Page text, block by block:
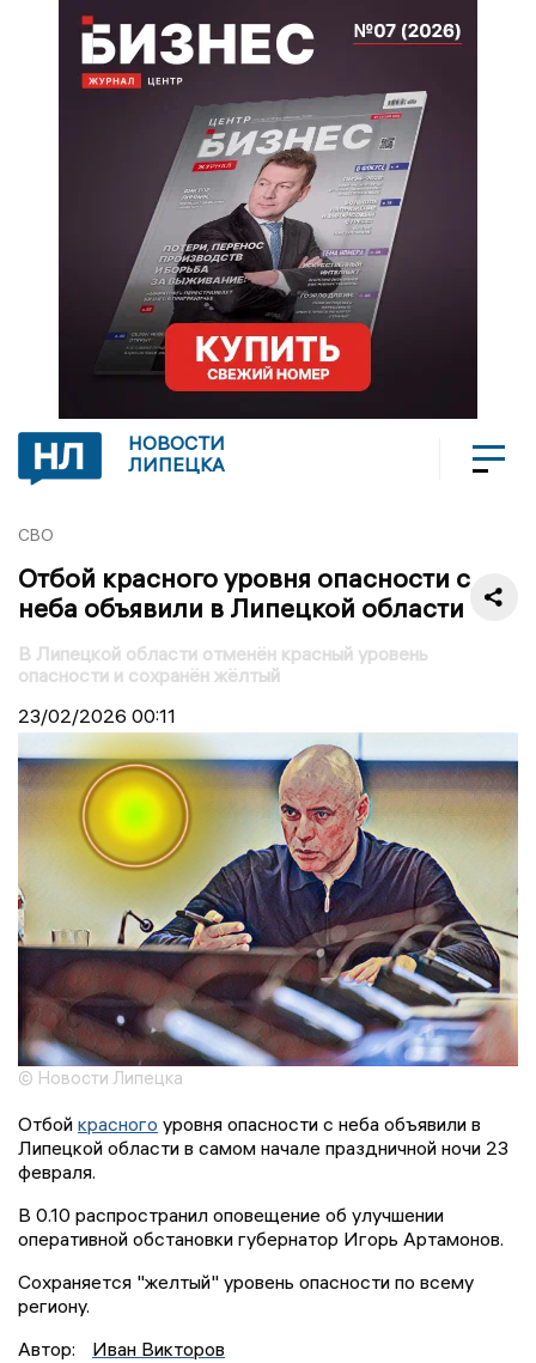
НОВОСТИ
ЛИПЕЦКА
СВО
Отбой красного уровня опасности с
неба объявили в Липецкой области
В Липецкой области отменён красный уровень
опасности и сохранён жёлтый
23/02/2026 00:11
© Новости Липецка
Отбой красного уровня опасности с неба объявили в
Липецкой области в самом начале праздничной ночи 23
февраля.
В 0.10 распространил оповещение об улучшении
оперативной обстановки губернатор Игорь Артамонов.
Сохраняется "желтый" уровень опасности по всему
региону.
Автор:
Иван Викторов